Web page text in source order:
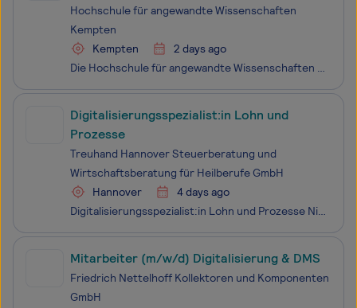
Bereich Pflege, soziale Beziehungen und
Digitalisierung (Post Doc)
Hochschule für angewandte Wissenschaften
Kempten
Kempten
2 days ago
Die Hochschule für angewandte Wissenschaften Kempten sucht für das Bayerische Zentrum Pflege Digital zum nächstmöglichen Zeitpunkt nach einer engagierten Person als Wissenschaftliche Mitarbeiterin oder Wissenschaftlicher Mitarbeiter (w/m/d) im Bereich Pflege, soziale Beziehungen und Digitalisierung
Digitalisierungsspezialist:in Lohn und
Prozesse
Treuhand Hannover Steuerberatung und
Wirtschaftsberatung für Heilberufe GmbH
Hannover
4 days ago
Digitalisierungsspezialist:in Lohn und Prozesse Niederlassung Hannover und Zentrale / zum nächstmöglichen Zeitpunkt / ab 35 Stunden pro Woche / unbefristet Mit ca. 1.000 Kolleg:innen in über 30 Nieder­lassungen sind wir als eines der führenden Unter­nehmen und ausge­wiesene Expert:innen deutsch­land
Mitarbeiter (m/w/d) Digitalisierung & DMS
Friedrich Nettelhoff Kollektoren und Komponenten
GmbH